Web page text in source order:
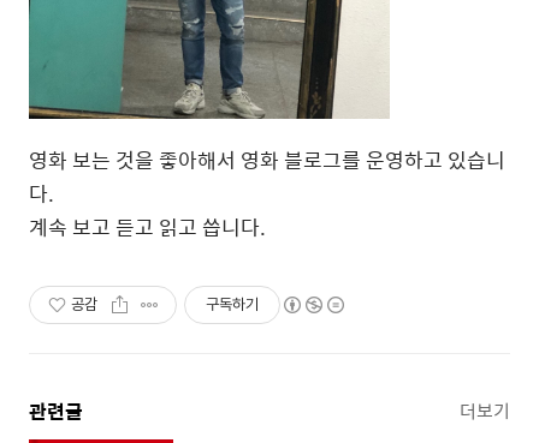
영화 보는 것을 좋아해서 영화 블로그를 운영하고 있습니
다.
계속 보고 듣고 읽고 씁니다.
공감 구독하기
관련글 더보기